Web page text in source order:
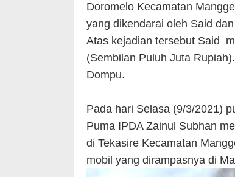
Doromelo Kecamatan
yang dikendarai oleh Said
Atas kejadian tersebut Said
(Sembilan Puluh Juta
Dompu.
Pada hari Selasa (9/3/2021)
Puma IPDA Zainul Subhan
di Tekasire Kecamatan
mobil yang dirampasnya di